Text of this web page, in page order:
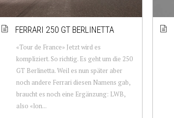
FERRARI 250 GT BERLINETTA
«Tour de France» Jetzt wird es
kompliziert. So richtig. Es geht um die 250
GT Berlinetta. Weil es nun später aber
noch andere Ferrari diesen Namens gab,
braucht es noch eine Ergänzung: LWB,
also «lon...